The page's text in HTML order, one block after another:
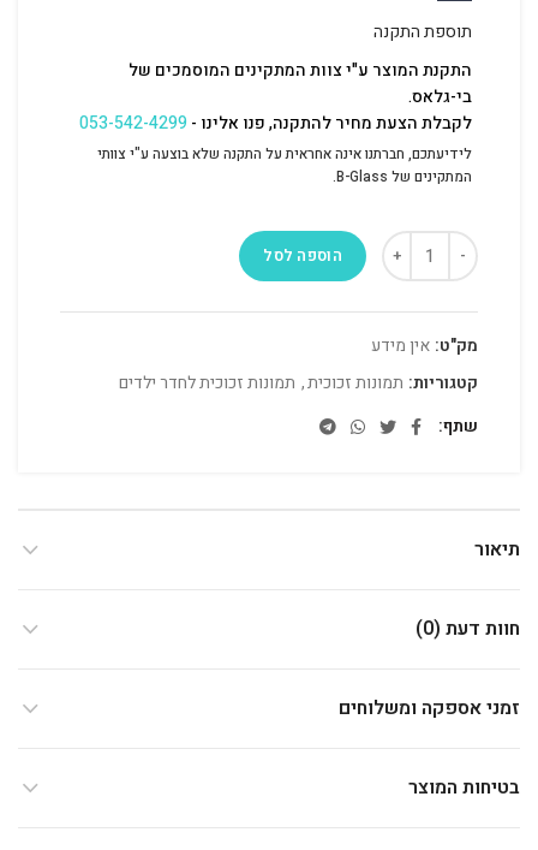
תוספת התקנה
התקנת המוצר ע"י צוות המתקינים המוסמכים של
בי-גלאס.
לקבלת הצעת מחיר להתקנה, פנו אלינו -053-542-4299
לידיעתכם, חברתנו אינה אחראית על התקנה שלא בוצעה ע"י צוותי
המתקינים של B-Glass.
הוספה לסל
מק"ט: אין מידע
קטגוריות: תמונות זכוכית, תמונות זכוכית לחדר ילדים
שתף
תיאור
חוות דעת (0)
זמני אספקה ומשלוחים
בטיחות המוצר